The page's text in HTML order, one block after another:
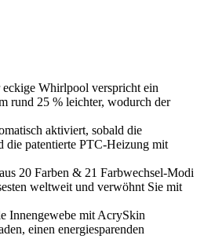
Whirlpool verspricht ein
rund 25 % leichter, wodurch der
aktiviert, sobald die
die patentierte PTC-Heizung mit
20 Farben & 21 Farbwechsel-Modi
weltweit und verwöhnt Sie mit
Innengewebe mit AcrySkin
einen energiesparenden